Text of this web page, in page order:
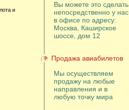
и
Вы можете это сделать
непосредственно у нас
в офисе по адресу:
Москва, Каширское
шоссе, дом 12
Продажа авиабилетов
Мы осуществляем
продажу на любые
направления и в
любую точку мира